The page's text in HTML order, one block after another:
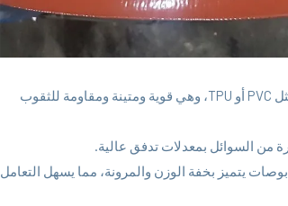
مادة متينة: خرطوم مسطح مقاس 6 بوصات مصنوع من مواد عالية الجودة، مثل PVC أو TPU، وهي قوية ومتينة ومقاومة للثقوب
خفيف الوزن ومرن: على الرغم من حجمه، إلا أن الخرطوم المسطح مقاس 6 بوصات يتميز بخفة الوزن والمرونة، مما يسهل التعامل